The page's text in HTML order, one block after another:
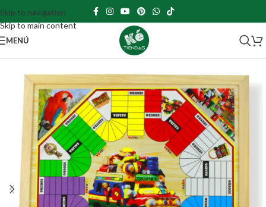
Skip to navigation
Skip to main content
MENÚ